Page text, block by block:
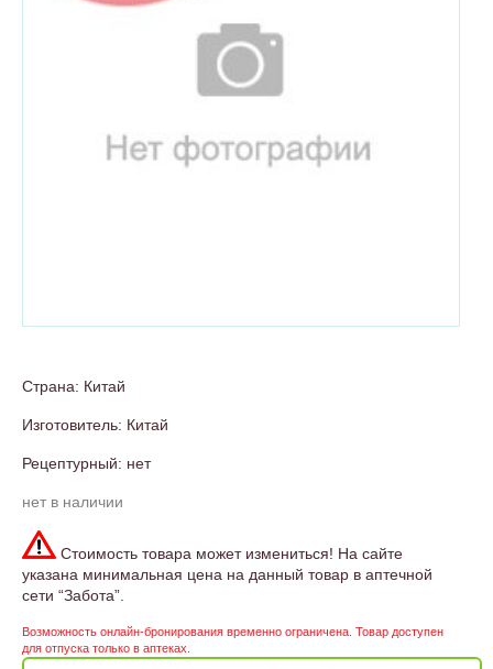
Страна: Китай
Изготовитель: Китай
Рецептурный: нет
нет в наличии
Стоимость товара может измениться! На сайте
указана минимальная цена на данный товар в аптечной
сети “Забота”.
Возможность онлайн-бронирования временно ограничена. Товар доступен
для отпуска только в аптеках.